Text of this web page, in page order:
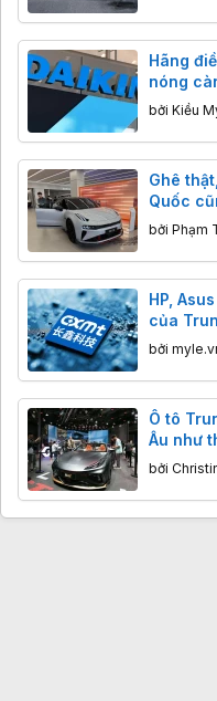
Hãng
nóng
bởi Kiều
Ghê
Quốc
dọa
bởi Phạm
HP,
của
bởi
Ô tô
Âu như
bởi